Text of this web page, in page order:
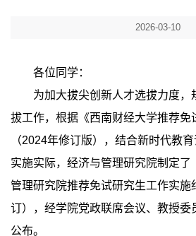
2026-03-10
各位同学：
为加大拔尖创新人才选拔力度，
拔工作，根据《西南财经大学推荐免
（2024年修订版），结合新时代教
实施实际，经济与管理研究院制定了
管理研究院推荐免试研究生工作实施
订），经学院党政联席会议、教授委
公布。